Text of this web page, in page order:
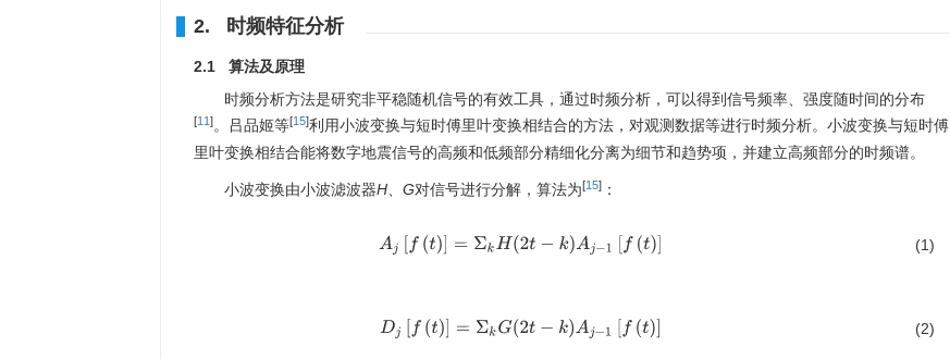
2. 时频特征分析
2.1 算法及原理
时频分析方法是研究非平稳随机信号的有效工具，通过时频分析，可以得到信号频率、强度随时间的分布
[11]。吕品姬等[15]利用小波变换与短时傅里叶变换相结合的方法，对观测数据等进行时频分析。小波变换与短时傅
里叶变换相结合能将数字地震信号的高频和低频部分精细化分离为细节和趋势项，并建立高频部分的时频谱。
小波变换由小波滤波器H G对信号进行分解，算法为[15] ：
Aj (t) =ΣkH(2t− k)Aj−1[f(t ] (1)
Dj (t)] =ΣkG(2t− k)Aj−1[f( ] (2)